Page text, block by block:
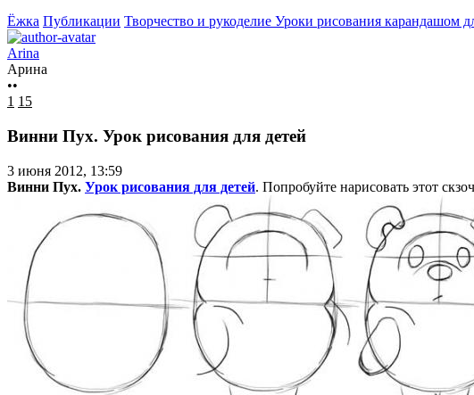
Ёжка Публикации Творчество и рукоделие Уроки рисования карандашом
Arina
Арина
••
1 15
Винни Пух. Урок рисования для детей
3 июня 2012, 13:59
Винни Пух. Урок рисования для детей. Попробуйте нарисовать этот